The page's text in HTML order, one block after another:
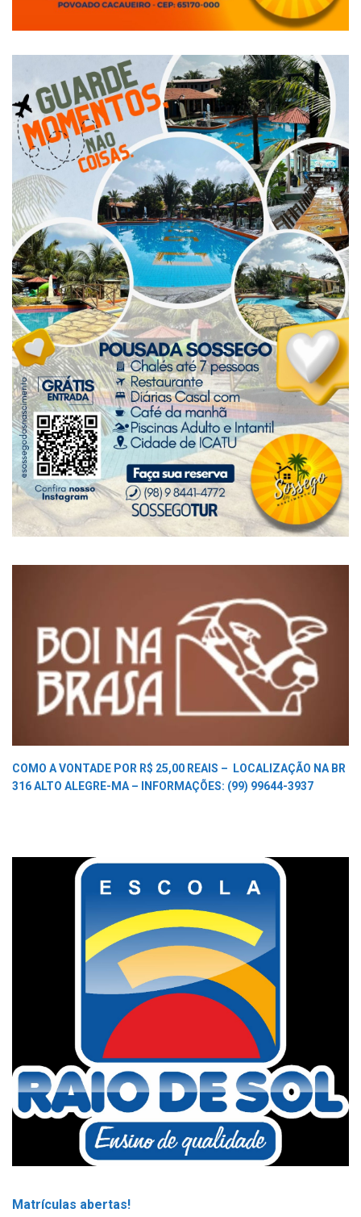
COMO A VONTADE POR R$ 25,00 REAIS –
LOCALIZAÇÃO NA BR
316 ALTO ALEGRE-MA –
INFORMAÇÕES: (99) 99644-3937
Matrículas abertas!